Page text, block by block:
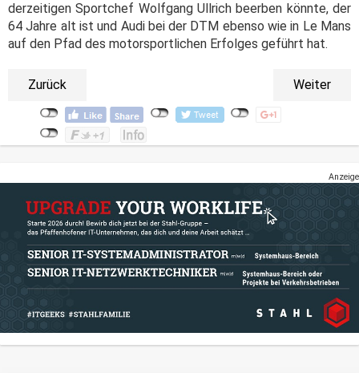
derzeitigen Sportchef Wolfgang Ullrich beerben könnte, der
64 Jahre alt ist und Audi bei der DTM ebenso wie in Le Mans
auf den Pfad des motorsportlichen Erfolges geführt hat.
Zurück Weiter
Anzeige